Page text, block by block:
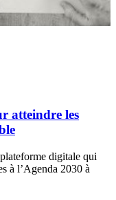
atteindre les
digitale qui
à l’Agenda 2030 à